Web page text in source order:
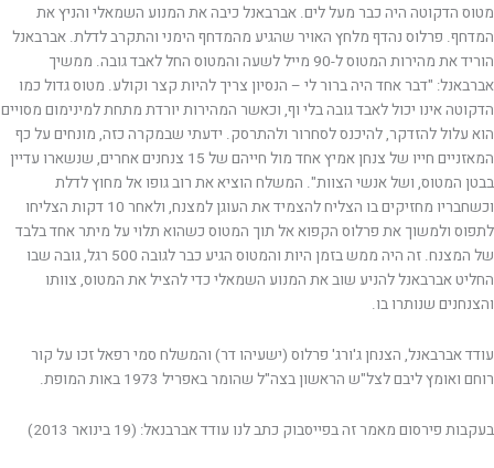
מטוס הדקוטה היה כבר מעל לים. אברבאנל כיבה את המנוע השמאלי והניץ את
המדחף. פרלוס נהדף מלחץ האויר שהגיע מהמדחף הימני והתקרב לדלת. אברבאנל
הוריד את מהירות המטוס ל-90 מייל לשעה והמטוס החל לאבד גובה. ממשיך
אברבאנל: "דבר אחד היה ברור לי – הנסיון צריך להיות קצר וקולע. מטוס גדול כמו
הדקוטה אינו יכול לאבד גובה בלי וף, וכאשר המהירות יורדת מתחת למינימום מסויים
הוא עלול להזדקר, להיכנס לסחרור ולהתרסק. ידעתי שבמקרה כזה, מונחים על כף
המאזניים חייו של צנחן אמיץ אחד מול חייהם של 15 צנחנים אחרים, שנשארו עדיין
בבטן המטוס, ושל אנשי הצוות". המשלח הוציא את רוב גופו אל מחוץ לדלת
וכשחבריו מחזיקים בו הצליח להצמיד את העוגן למצנח, ולאחר 10 דקות הצליחו
לתפוס ולמשוך את פרלוס הקפוא אל תוך המטוס כשהוא תלוי על מיתר אחד בלבד
של המצנח. זה היה ממש בזמן היות והמטוס הגיע כבר לגובה 500 רגל, גובה שבו
החליט אברבאנל להניע שוב את המנוע השמאלי כדי להציל את המטוס, צוותו
והצנחנים שנותרו בו.
עודד אברבאנל, הצנחן ג'ורג' פרלוס (ישעיהו דר) והמשלח סמי רפאל זכו על קור
רוחם ואומץ ליבם לצל"ש הראשון בצה"ל שהומר באפריל 1973 באות המופת.
בעקבות פירסום מאמר זה בפייסבוק כתב לנו עודד אברבנאל: (19 בינואר 2013)